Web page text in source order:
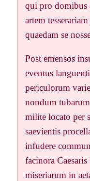
qui pro domibus
artem
quaedam se
Post emensos
eventus
periculorum
nondum
milite locato per
saevientis
infudere
facinora
miseriarum in